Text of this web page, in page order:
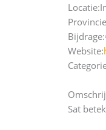
Locatie:
Bijdrage:
Website:
Sat